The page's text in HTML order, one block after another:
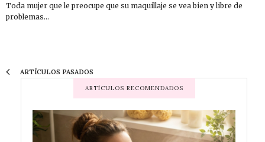
Toda mujer que le preocupe que su maquillaje se vea bien y libre de
problemas…
ARTÍCULOS PASADOS
ARTÍCULOS RECOMENDADOS